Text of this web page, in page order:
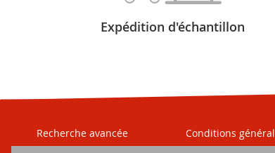
Expédition d'échantillon
Recherche avancée
Conditions